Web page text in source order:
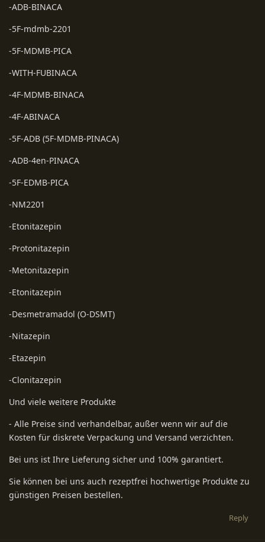
-ADB-BINACA
-5F-mdmb-2201
-5F-MDMB-PICA
-WITH-FUBINACA
-4F-MDMB-BINACA
-4F-ABINACA
-5F-ADB (5F-MDMB-PINACA)
-ADB-4en-PINACA
-5F-EDMB-PICA
-NM2201
-Etonitazepin
-Protonitazepin
-Metonitazepin
-Etonitazepin
-Desmetramadol (O-DSMT)
-Nitazepin
-Etazepin
-Clonitazepin
Und viele weitere Produkte
- Alle Preise sind verhandelbar, außer wenn wir auf die
Kosten für diskrete Verpackung und Versand verzichten.
Bei uns ist Ihre Lieferung sicher und 100% garantiert.
Sie können bei uns auch rezeptfrei hochwertige Produkte zu
günstigen Preisen bestellen.
Reply